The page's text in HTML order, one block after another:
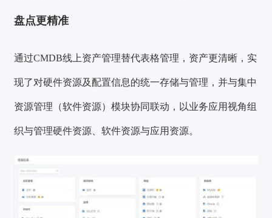
盘点更精准
通过CMDB线上资产管理替代表格管理，资产更清晰，实
现了对硬件资源及配置信息的统一存储与管理，并与集中
资源管理（软件资源）模块协同联动，以业务应用视角组
织与管理硬件资源、软件资源与应用资源。